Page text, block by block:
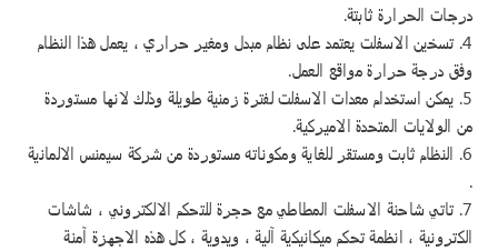
درجات الحرارة ثابتة.
4. تسخين الاسفلت يعتمد على نظام مبدل ومغير حراري ، يعمل هذا النظام
وفق درجة حرارة مواقع العمل.
5. يمكن استخدام معدات الاسفلت لفترة زمنية طويلة وذلك لانها مستوردة
من الولايات المتحدة الاميركية.
6. النظام ثابت ومستقر للغاية ومكوناته مستوردة من شركة سيمنس الالمانية
.
7. تاتي شاحنة الاسفلت المطاطي مع حجرة للتحكم الالكتروني ، شاشات
الكترونية ، انظمة تحكم ميكانيكية آلية ، ويدوية ، كل هذه الاجهزة آمنة